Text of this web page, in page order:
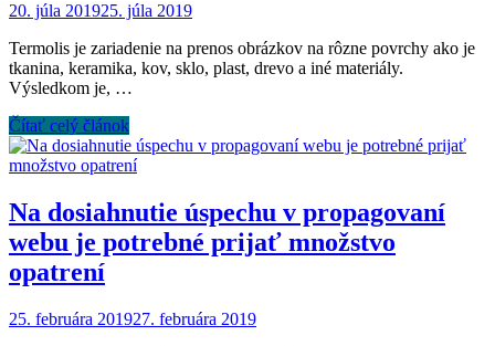
20. júla 201925. júla 2019
Termolis je zariadenie na prenos obrázkov na rôzne povrchy ako je
tkanina, keramika, kov, sklo, plast, drevo a iné materiály.
Výsledkom je, …
Čítať celý článok
Na dosiahnutie úspechu v propagovaní
webu je potrebné prijať množstvo
opatrení
25. februára 201927. februára 2019